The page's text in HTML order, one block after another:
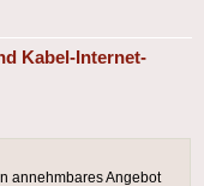
Kabel-Internet-
annehmbares Angebot